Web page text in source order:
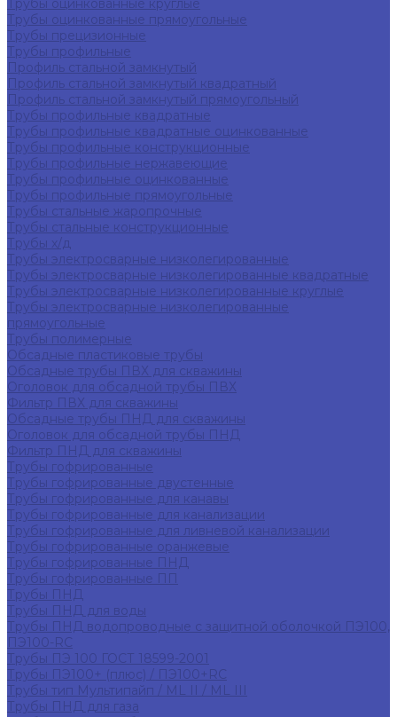
Трубы оцинкованные круглые
Трубы оцинкованные прямоугольные
Трубы прецизионные
Трубы профильные
Профиль стальной замкнутый
Профиль стальной замкнутый квадратный
Профиль стальной замкнутый прямоугольный
Трубы профильные квадратные
Трубы профильные квадратные оцинкованные
Трубы профильные конструкционные
Трубы профильные нержавеющие
Трубы профильные оцинкованные
Трубы профильные прямоугольные
Трубы стальные жаропрочные
Трубы стальные конструкционные
Трубы х/д
Трубы электросварные низколегированные
Трубы электросварные низколегированные квадратные
Трубы электросварные низколегированные круглые
Трубы электросварные низколегированные
прямоугольные
Трубы полимерные
Обсадные пластиковые трубы
Обсадные трубы ПВХ для скважины
Оголовок для обсадной трубы ПВХ
Фильтр ПВХ для скважины
Обсадные трубы ПНД для скважины
Оголовок для обсадной трубы ПНД
Фильтр ПНД для скважины
Трубы гофрированные
Трубы гофрированные двустенные
Трубы гофрированные для канавы
Трубы гофрированные для канализации
Трубы гофрированные для ливневой канализации
Трубы гофрированные оранжевые
Трубы гофрированные ПНД
Трубы гофрированные ПП
Трубы ПНД
Трубы ПНД для воды
Трубы ПНД водопроводные с защитной оболочкой ПЭ100,
ПЭ100-RC
Трубы ПЭ 100 ГОСТ 18599-2001
Трубы ПЭ100+ (плюс) / ПЭ100+RC
Трубы тип Мультипайп / ML II / ML III
Трубы ПНД для газа